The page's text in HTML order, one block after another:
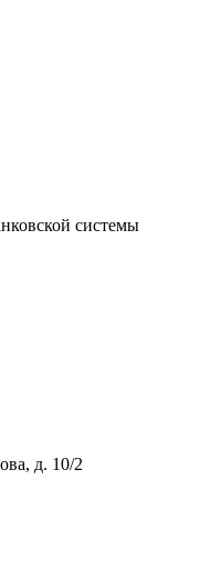
системы
д. 10/2